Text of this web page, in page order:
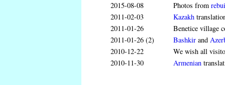
2015-08-08
Photos from
2011-02-03
Kazakh
2011-01-26
Benetice village
2011-01-26 (2)
Bashkir and
2010-12-22
We wish all
2010-11-30
Armenian